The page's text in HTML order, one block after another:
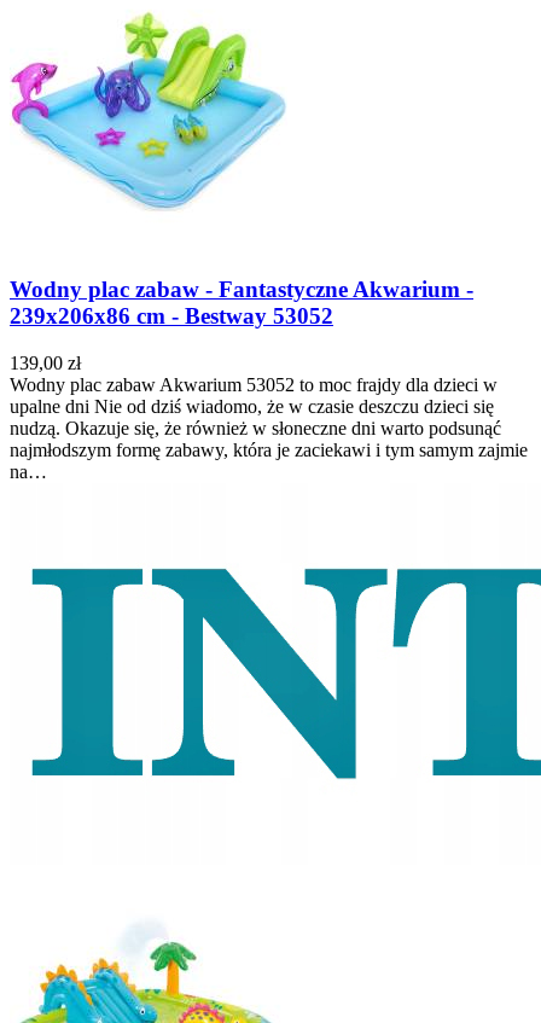
Wodny plac zabaw - Fantastyczne Akwarium -
239x206x86 cm - Bestway 53052
139,00 zł
Wodny plac zabaw Akwarium 53052 to moc frajdy dla dzieci w
upalne dni Nie od dziś wiadomo, że w czasie deszczu dzieci się
nudzą. Okazuje się, że również w słoneczne dni warto podsunąć
najmłodszym formę zabawy, która je zaciekawi i tym samym zajmie
na…